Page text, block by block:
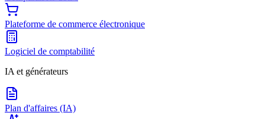
Plateforme de commerce électronique
Logiciel de comptabilité
IA et générateurs
Plan d'affaires (IA)